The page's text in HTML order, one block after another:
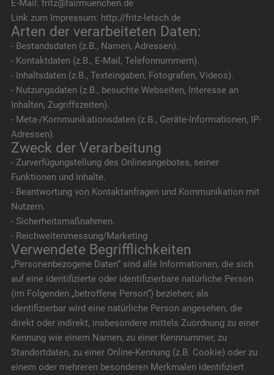
E-Mail: fritz@fairmuenchen.de
Link zum Impressum: http://fritz-letsch.de
Arten der verarbeiteten Daten:
- Bestandsdaten (z.B., Namen, Adressen).
- Kontaktdaten (z.B., E-Mail, Telefonnummern).
- Inhaltsdaten (z.B., Texteingaben, Fotografien, Videos).
- Nutzungsdaten (z.B., besuchte Webseiten, Interesse an
Inhalten, Zugriffszeiten).
- Meta-/Kommunikationsdaten (z.B., Geräte-Informationen, IP-
Adressen).
Zweck der Verarbeitung
- Zurverfügungstellung des Onlineangebotes, seiner
Funktionen und Inhalte.
- Beantwortung von Kontaktanfragen und Kommunikation mit
Nutzern.
- Sicherheitsmaßnahmen.
- Reichweitenmessung/Marketing
Verwendete Begrifflichkeiten
„Personenbezogene Daten“ sind alle Informationen, die sich
auf eine identifizierte oder identifizierbare natürliche Person
(im Folgenden „betroffene Person“) beziehen; als
identifizierbar wird eine natürliche Person angesehen, die
direkt oder indirekt, insbesondere mittels Zuordnung zu einer
Kennung wie einem Namen, zu einer Kennnummer, zu
Standortdaten, zu einer Online-Kennung (z.B. Cookie) oder zu
einem oder mehreren besonderen Merkmalen identifiziert